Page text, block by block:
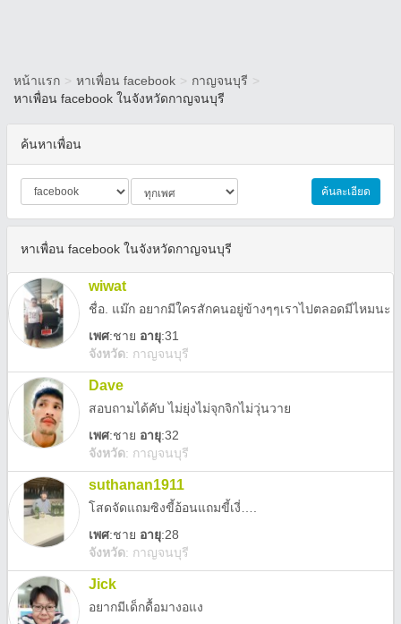
หน้าแรก > หาเพื่อน facebook > กาญจนบุรี >
หาเพื่อน facebook ในจังหวัดกาญจนบุรี
ค้นหาเพื่อน
ค้นละเอียด
หาเพื่อน facebook ในจังหวัดกาญจนบุรี
wiwat
ชื่อ. แม๊ก อยากมีใครสักคนอยู่ข้างๆๆเราไปตลอดมีไหมนะ
เพศ:ชาย อายุ:31
จังหวัด: กาญจนบุรี
Dave
สอบถามได้คับ ไม่ยุ่งไม่จุกจิกไม่วุ่นวาย
เพศ:ชาย อายุ:32
จังหวัด: กาญจนบุรี
suthanan1911
โสดจัดแถมซิงขี้อ้อนแถมขี้เงี่….
เพศ:ชาย อายุ:28
จังหวัด: กาญจนบุรี
Jick
อยากมีเด็กดื้อมางอแง